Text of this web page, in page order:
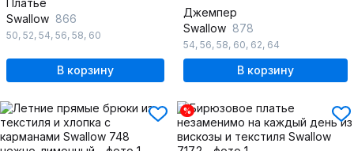
Платье
Swallow 866
50, 52, 54, 56, 58, 60
В корзину
Джемпер
Swallow 878
54, 56, 58, 60, 62, 64
В корзину
%